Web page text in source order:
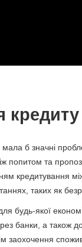
кредиту
мала б значні
попитом та
кредитування
таких як
якої
банки, а також
заохочення